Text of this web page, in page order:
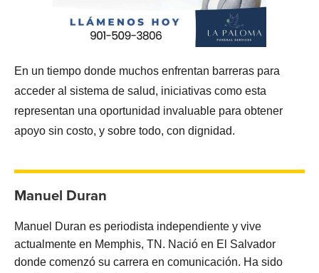
En un tiempo donde muchos enfrentan barreras para
acceder al sistema de salud, iniciativas como esta
representan una oportunidad invaluable para obtener
apoyo sin costo, y sobre todo, con dignidad.
Manuel Duran
Manuel Duran es periodista independiente y vive
actualmente en Memphis, TN. Nació en El Salvador
donde comenzó su carrera en comunicación. Ha sido